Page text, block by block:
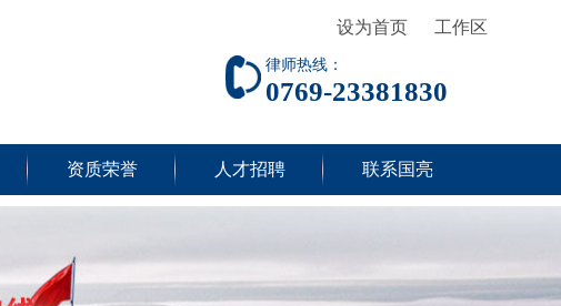
设为首页 工作区
律师热线：
0769-23381830
资质荣誉 人才招聘 联系国亮